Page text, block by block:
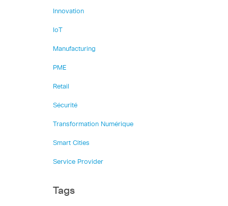
Innovation
IoT
Manufacturing
PME
Retail
Sécurité
Transformation Numérique
Smart Cities
Service Provider
Tags